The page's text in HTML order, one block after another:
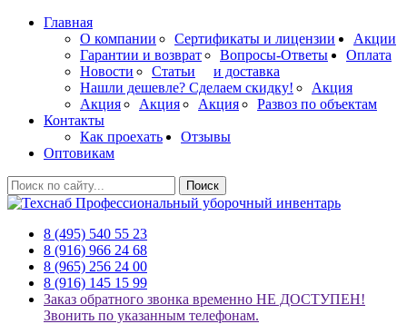
Главная
О компании
Сертификаты и лицензии
Гарантии и возврат
Вопросы-Ответы
Новости
Статьи
Акции
Нашли дешевле? Сделаем скидку!
Акция
Акция
Акция Акция
Оплата
и доставка
Развоз по объектам
Контакты
Как проехать
Отзывы
Оптовикам
Поиск
Профессиональный уборочный инвентарь
8 (495) 540 55 23
8 (916) 966 24 68
8 (965) 256 24 00
8 (916) 145 15 99
Заказ обратного звонка временно НЕ ДОСТУПЕН!
Звонить по указанным телефонам.